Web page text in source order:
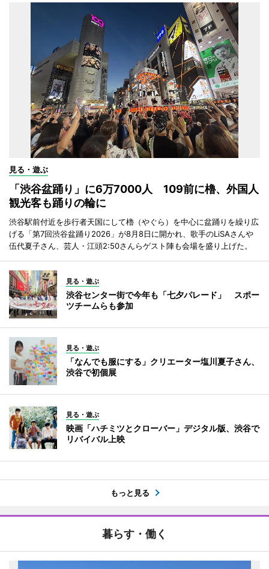
見る・遊ぶ
「渋谷盆踊り」に6万7000人 109前に櫓、外国人
観光客も踊りの輪に
渋谷駅前付近を歩行者天国にして櫓（やぐら）を中心に盆踊りを繰り広
げる「第7回渋谷盆踊り2026」が8月8日に開かれ、歌手のLiSAさんや
伍代夏子さん、芸人・江頭2:50さんらゲスト陣も会場を盛り上げた。
見る・遊ぶ
渋谷センター街で今年も「七夕パレード」 スポー
ツチームらも参加
見る・遊ぶ
「なんでも服にする」クリエーター塩川夏子さん、
渋谷で初個展
見る・遊ぶ
映画「ハチミツとクローバー」デジタル版、渋谷で
リバイバル上映
もっと見る
暮らす・働く